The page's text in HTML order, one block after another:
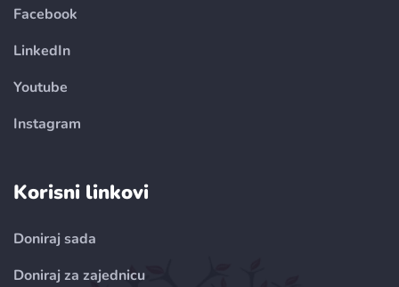
Facebook
LinkedIn
Youtube
Instagram
Korisni linkovi
Doniraj sada
Doniraj za zajednicu